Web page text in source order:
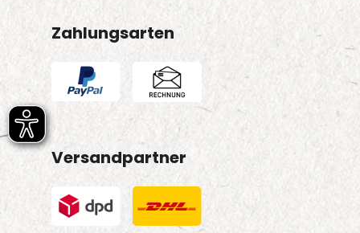
Zahlungsarten
Versandpartner